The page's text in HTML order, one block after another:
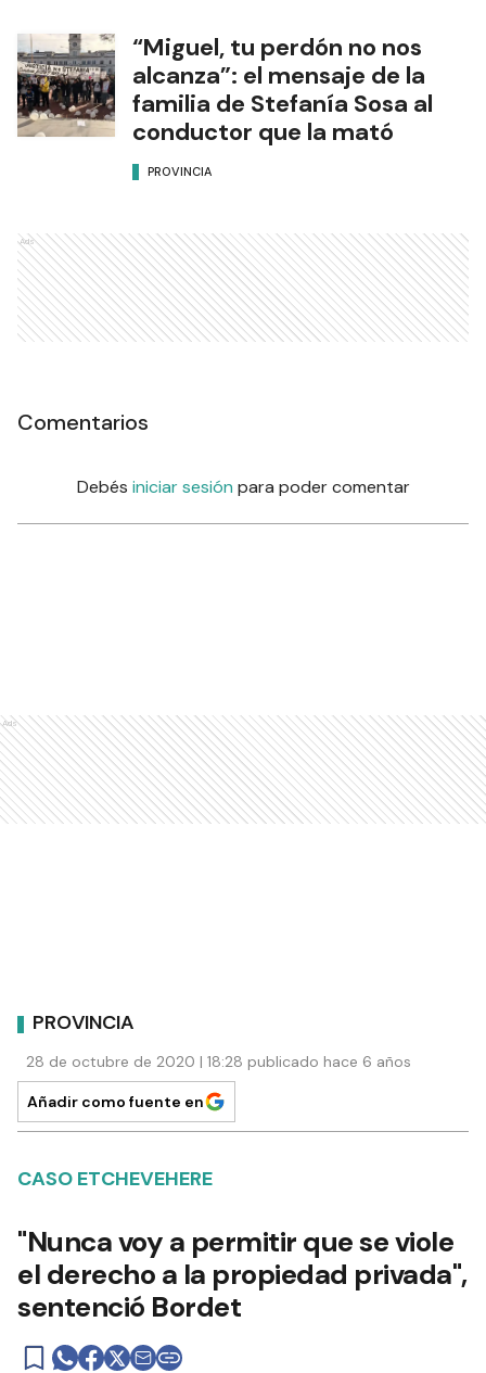
“Miguel, tu perdón no nos
alcanza”: el mensaje de la
familia de Stefanía Sosa al
conductor que la mató
PROVINCIA
Ads
Comentarios
Debés iniciar sesión para poder comentar
Ads
PROVINCIA
28 de octubre de 2020 | 18:28 publicado hace 6 años
Añadir como fuente en
CASO ETCHEVEHERE
"Nunca voy a permitir que se viole
el derecho a la propiedad privada",
sentenció Bordet